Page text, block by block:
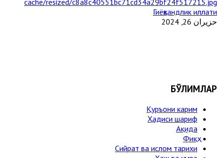
Гиёҳвандлик иллати
حزيران 26, 2024
БЎЛИМЛАР
Қуръони карим
Ҳадиси шариф
Ақида
Фиқҳ
Сийрат ва ислом тарихи